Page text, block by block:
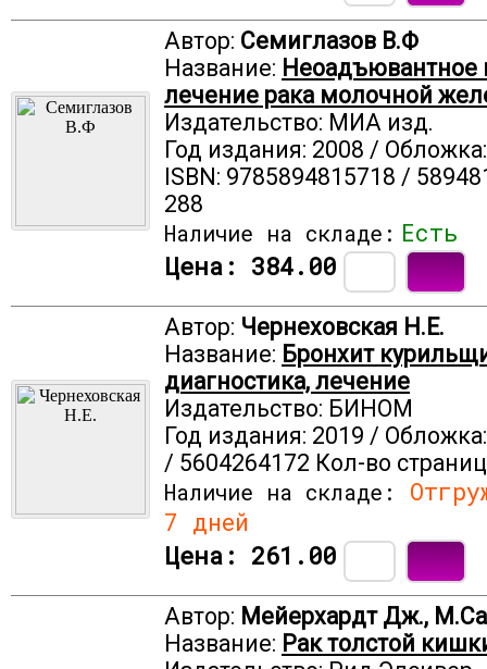
Автор: Семиглазов В.Ф
Название: Неоадъювантное
лечение рака молочной
Издательство: МИА изд.
Год издания: 2008 /
ISBN: 9785894815718 /
288
Наличие на складе: Есть
Цена: 384.00
Автор: Чернеховская Н.Е.
Название: Бронхит
диагностика, лечение
Издательство: БИНОМ
Год издания: 2019 /
/ 5604264172 Кол-во
Наличие на складе:
7 дней
Цена: 261.00
Автор: Мейерхардт Дж.,
Название: Рак толстой